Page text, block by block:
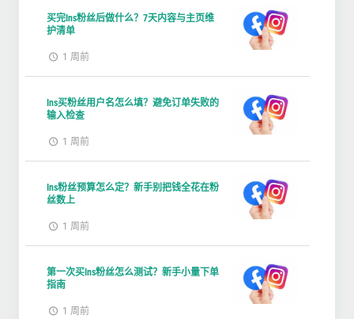
买完Ins粉丝后做什么？7天内容与主页维
护清单
1 周前
Ins买粉丝用户名怎么填？避免订单失败的
输入检查
1 周前
Ins粉丝预算怎么定？新手别把钱全花在粉
丝数上
1 周前
第一次买Ins粉丝怎么测试？新手小量下单
指南
1 周前